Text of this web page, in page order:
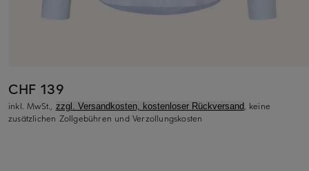
CHF 139
inkl. MwSt., zzgl. Versandkosten, kostenloser Rückversand, keine
zusätzlichen Zollgebühren und Verzollungskosten